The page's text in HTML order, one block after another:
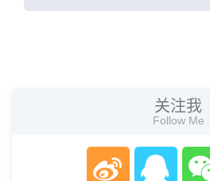
关注我
Follow Me